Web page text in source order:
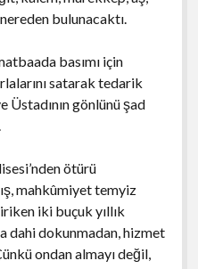
bulunacaktı.
basımı için
satarak tedarik
Üstadının gönlünü şad
ötürü
mahkûmiyet temyiz
iki buçuk yıllık
dahi dokunmadan, hizmet
ondan almayı değil,